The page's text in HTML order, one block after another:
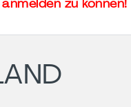
zu können!